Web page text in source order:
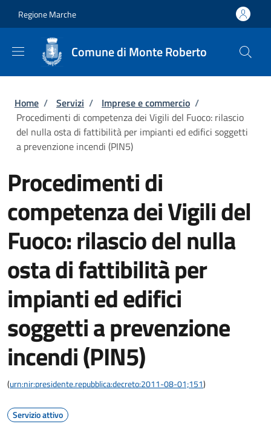
Regione Marche
Comune di Monte Roberto
Briciole di pane
Home / Servizi / Imprese e commercio /
Procedimenti di competenza dei Vigili del Fuoco: rilascio
del nulla osta di fattibilità per impianti ed edifici soggetti
a prevenzione incendi (PIN5)
Procedimenti di
competenza dei Vigili del
Fuoco: rilascio del nulla
osta di fattibilità per
impianti ed edifici
soggetti a prevenzione
incendi (PIN5)
(urn:nir:presidente.repubblica:decreto:2011-08-01;151)
Servizio attivo